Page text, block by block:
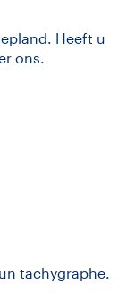
Heeft u
ons.
tachygraphe.